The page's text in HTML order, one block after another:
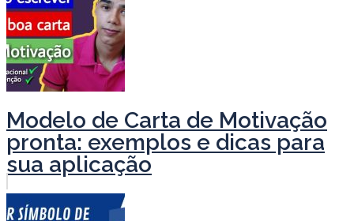
Modelo de Carta de Motivação
pronta: exemplos e dicas para
sua aplicação